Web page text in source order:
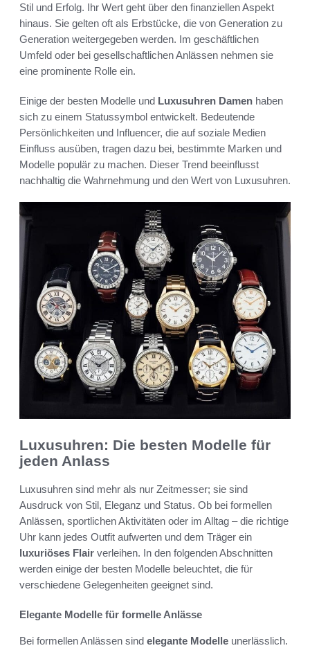
Stil und Erfolg. Ihr Wert geht über den finanziellen Aspekt
hinaus. Sie gelten oft als Erbstücke, die von Generation zu
Generation weitergegeben werden. Im geschäftlichen
Umfeld oder bei gesellschaftlichen Anlässen nehmen sie
eine prominente Rolle ein.
Einige der besten Modelle und Luxusuhren Damen haben
sich zu einem Statussymbol entwickelt. Bedeutende
Persönlichkeiten und Influencer, die auf soziale Medien
Einfluss ausüben, tragen dazu bei, bestimmte Marken und
Modelle populär zu machen. Dieser Trend beeinflusst
nachhaltig die Wahrnehmung und den Wert von Luxusuhren.
Luxusuhren: Die besten Modelle für
jeden Anlass
Luxusuhren sind mehr als nur Zeitmesser; sie sind
Ausdruck von Stil, Eleganz und Status. Ob bei formellen
Anlässen, sportlichen Aktivitäten oder im Alltag – die richtige
Uhr kann jedes Outfit aufwerten und dem Träger ein
luxuriöses Flair verleihen. In den folgenden Abschnitten
werden einige der besten Modelle beleuchtet, die für
verschiedene Gelegenheiten geeignet sind.
Elegante Modelle für formelle Anlässe
Bei formellen Anlässen sind elegante Modelle unerlässlich.